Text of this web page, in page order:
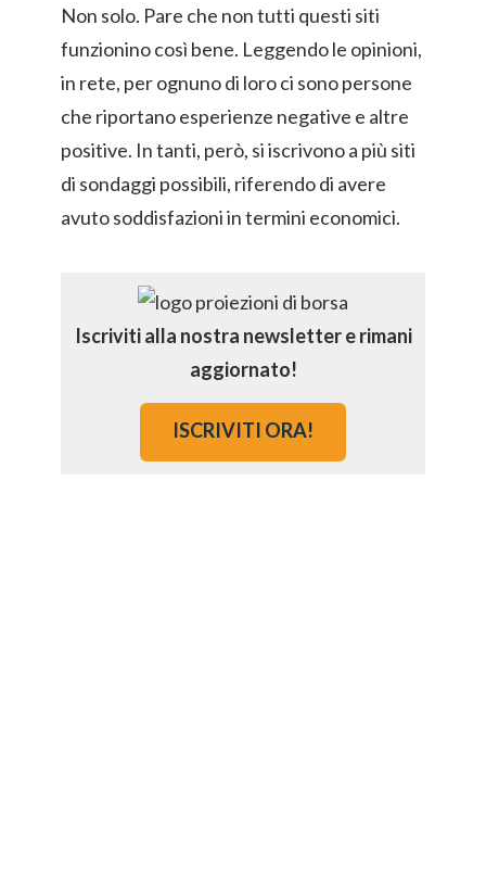
Non solo. Pare che non tutti questi siti
funzionino così bene. Leggendo le opinioni,
in rete, per ognuno di loro ci sono persone
che riportano esperienze negative e altre
positive. In tanti, però, si iscrivono a più siti
di sondaggi possibili, riferendo di avere
avuto soddisfazioni in termini economici.
Iscriviti alla nostra newsletter e rimani
aggiornato!
ISCRIVITI ORA!